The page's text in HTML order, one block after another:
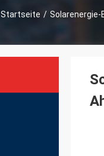
Startseite /